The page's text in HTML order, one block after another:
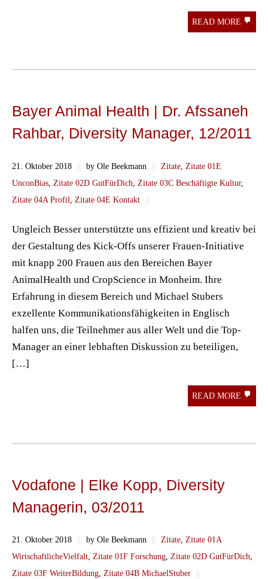
READ MORE
Bayer Animal Health | Dr. Afssaneh
Rahbar, Diversity Manager, 12/2011
21. Oktober 2018 || by Ole Beekmann || Zitate Zitate 01E
UnconBias Zitate 02D GutFürDich Zitate 03C Beschäftigte Kultur,
Zitate 04A Profil
Zitate 04E Kontakt ||
Ungleich Besser unterstützte uns effizient und kreativ bei
der Gestaltung des Kick-Offs unserer Frauen-Initiative
mit knapp 200 Frauen aus den Bereichen Bayer
AnimalHealth und CropScience in Monheim. Ihre
Erfahrung in diesem Bereich und Michael Stubers
exzellente Kommunikationsfähigkeiten in Englisch
halfen uns, die Teilnehmer aus aller Welt und die Top-
Manager an einer lebhaften Diskussion zu beteiligen,
[…]
READ MORE
Vodafone | Elke Kopp, Diversity
Managerin, 03/2011
21. Oktober 2018 || by Ole Beekmann || Zitate, Zitate 01A
WirtschaftlicheVielfalt, Zitate 01F Forschung, Zitate 02D GutFürDich,
Zitate 03F WeiterBildung, Zitate 04B MichaelStuber ||